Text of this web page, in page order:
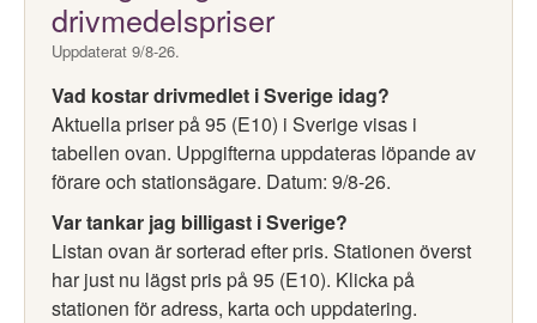
drivmedelspriser
Uppdaterat 9/8-26.
Vad kostar drivmedlet i Sverige idag?
Aktuella priser på 95 (E10) i Sverige visas i
tabellen ovan. Uppgifterna uppdateras löpande av
förare och stationsägare. Datum: 9/8-26.
Var tankar jag billigast i Sverige?
Listan ovan är sorterad efter pris. Stationen överst
har just nu lägst pris på 95 (E10). Klicka på
stationen för adress, karta och uppdatering.